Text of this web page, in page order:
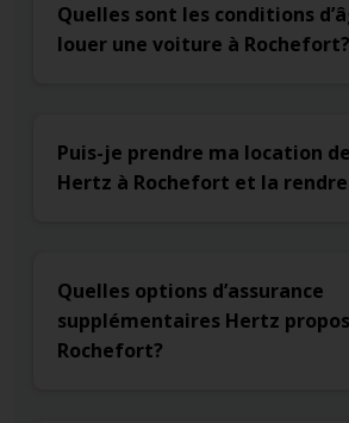
Quelles sont les conditions
louer une voiture à Rochefort?
Puis-je prendre ma location
Hertz à Rochefort et la
Quelles options d’assurance
supplémentaires Hertz
Rochefort?